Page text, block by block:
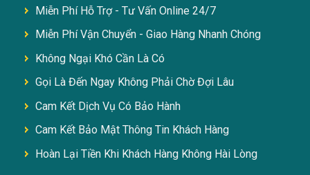
Miễn Phí Hỗ Trợ - Tư Vấn Online 24/7
Miễn Phí Vận Chuyển - Giao Hàng Nhanh Chóng
Không Ngại Khó Cần Là Có
Gọi Là Đến Ngay Không Phải Chờ Đợi Lâu
Cam Kết Dịch Vụ Có Bảo Hành
Cam Kết Bảo Mật Thông Tin Khách Hàng
Hoàn Lại Tiền Khi Khách Hàng Không Hài Lòng